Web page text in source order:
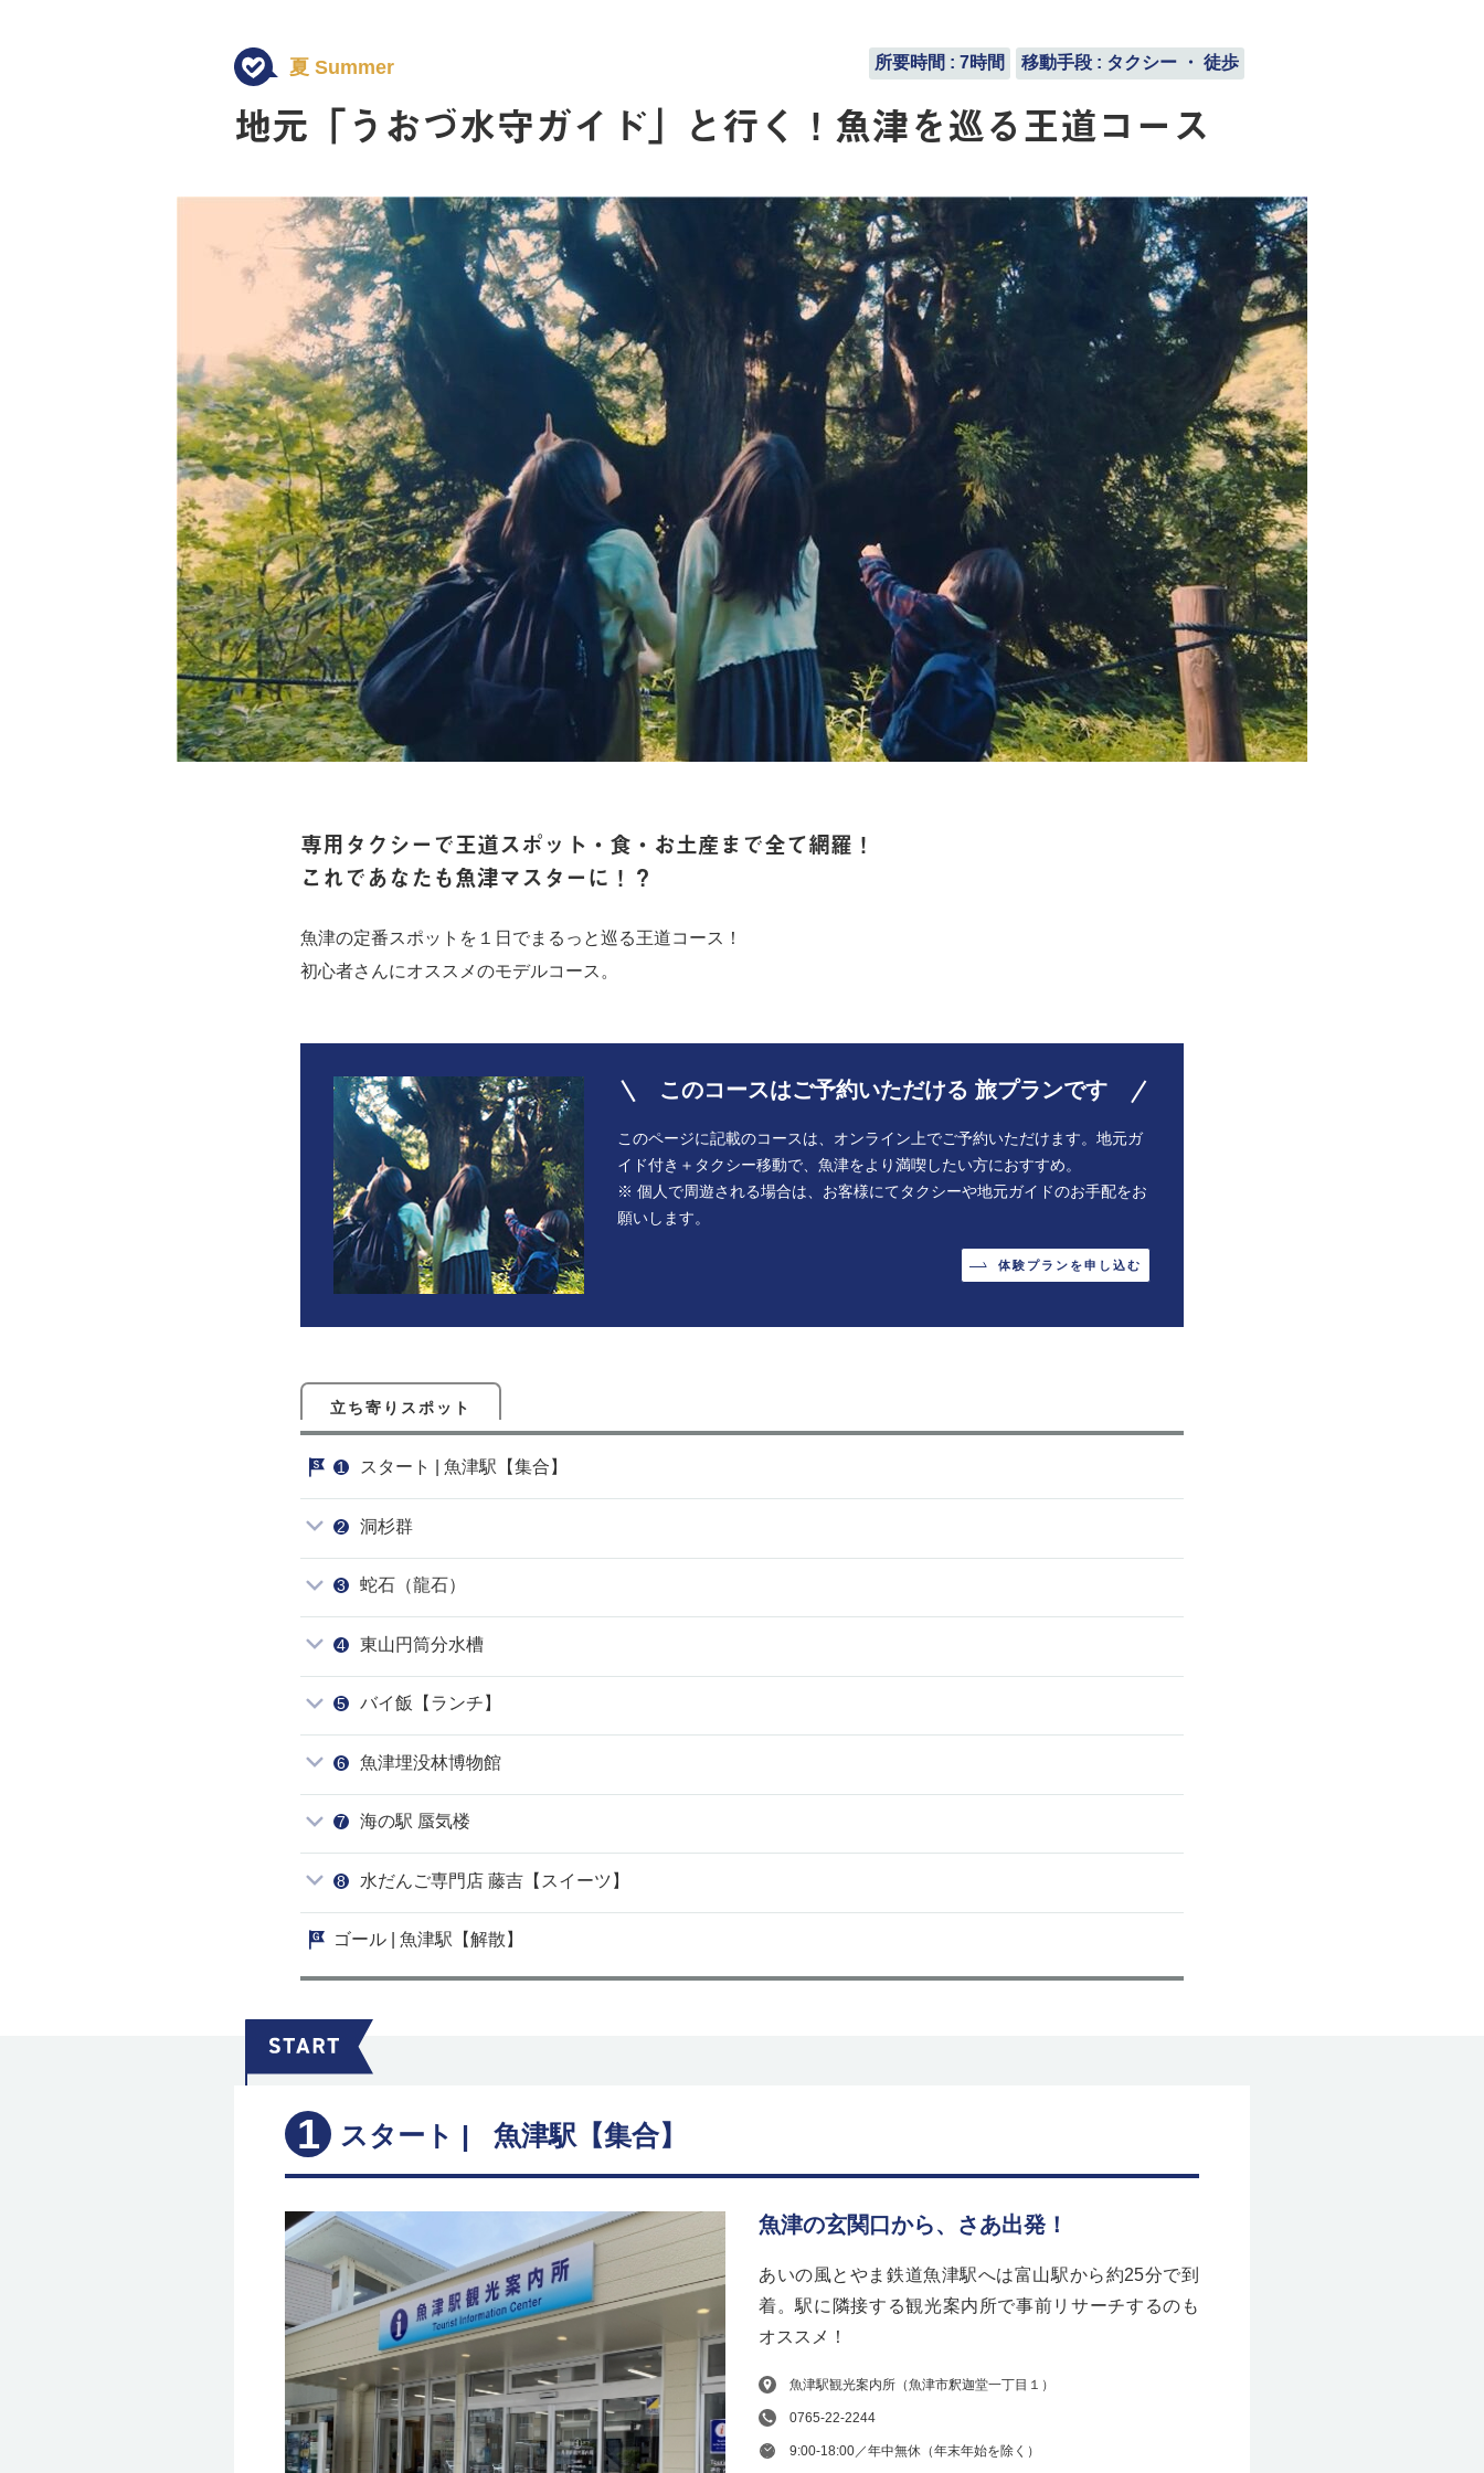
夏 Summer 所要時間 : 7時間 移動手段 : タクシー ・ 徒歩
地元「うおづ水守ガイド」と行く！魚津を巡る王道コース
専用タクシーで王道スポット・食・お土産まで全て網羅！
これであなたも魚津マスターに！？
魚津の定番スポットを１日でまるっと巡る王道コース！
初心者さんにオススメのモデルコース。
このコースはご予約いただける 旅プランです
このページに記載のコースは、オンライン上でご予約いただけます。地元ガ
イド付き＋タクシー移動で、魚津をより満喫したい方におすすめ。
※ 個人で周遊される場合は、お客様にてタクシーや地元ガイドのお手配をお
願いします。
体験プランを申し込む
立ち寄りスポット
魚津駅【集合】
洞杉群
蛇石（龍石）
東山円筒分水槽
バイ飯【ランチ】
魚津埋没林博物館
海の駅 蜃気楼
⽔だんご専⾨店 藤吉【スイーツ】
魚津駅【解散】
魚津駅【集合】
魚津の玄関口から、さあ出発！
あいの風とやま鉄道魚津駅へは富山駅から約25分で到
着。駅に隣接する観光案内所で事前リサーチするのも
オススメ！
魚津駅観光案内所（魚津市釈迦堂一丁目１）
0765-22-2244
9:00-18:00／年中無休（年末年始を除く）